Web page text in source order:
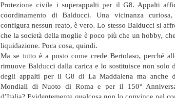
Protezione civile i superappalti per il G8. Appalti
coordinamento di Balducci. Una vicinanza
configura nessun reato, è vero. Lo stesso Balducci si
che la società della moglie è poco più che un hobby,
liquidazione. Poca cosa, quindi.
Ma se tutto è a posto come crede Bertolaso, perché
rimuove Balducci dalla carica e lo sostituisce non solo
degli appalti per il G8 di La Maddalena ma anche
Mondiali di Nuoto di Roma e per il 150°